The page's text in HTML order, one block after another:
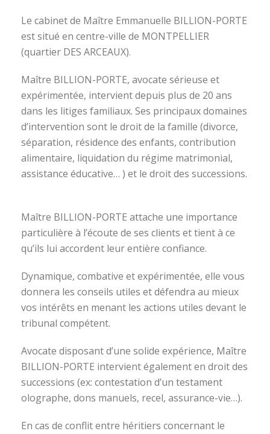
Le cabinet de Maître Emmanuelle BILLION-PORTE
est situé en centre-ville de MONTPELLIER
(quartier DES ARCEAUX).
Maître BILLION-PORTE, avocate sérieuse et
expérimentée, intervient depuis plus de 20 ans
dans les litiges familiaux. Ses principaux domaines
d’intervention sont le droit de la famille (divorce,
séparation, résidence des enfants, contribution
alimentaire, liquidation du régime matrimonial,
assistance éducative… ) et le droit des successions.
Maître BILLION-PORTE attache une importance
particulière à l’écoute de ses clients et tient à ce
qu’ils lui accordent leur entière confiance.
Dynamique, combative et expérimentée, elle vous
donnera les conseils utiles et défendra au mieux
vos intérêts en menant les actions utiles devant le
tribunal compétent.
Avocate disposant d’une solide expérience, Maître
BILLION-PORTE intervient également en droit des
successions (ex: contestation d’un testament
olographe, dons manuels, recel, assurance-vie…).
En cas de conflit entre héritiers concernant le